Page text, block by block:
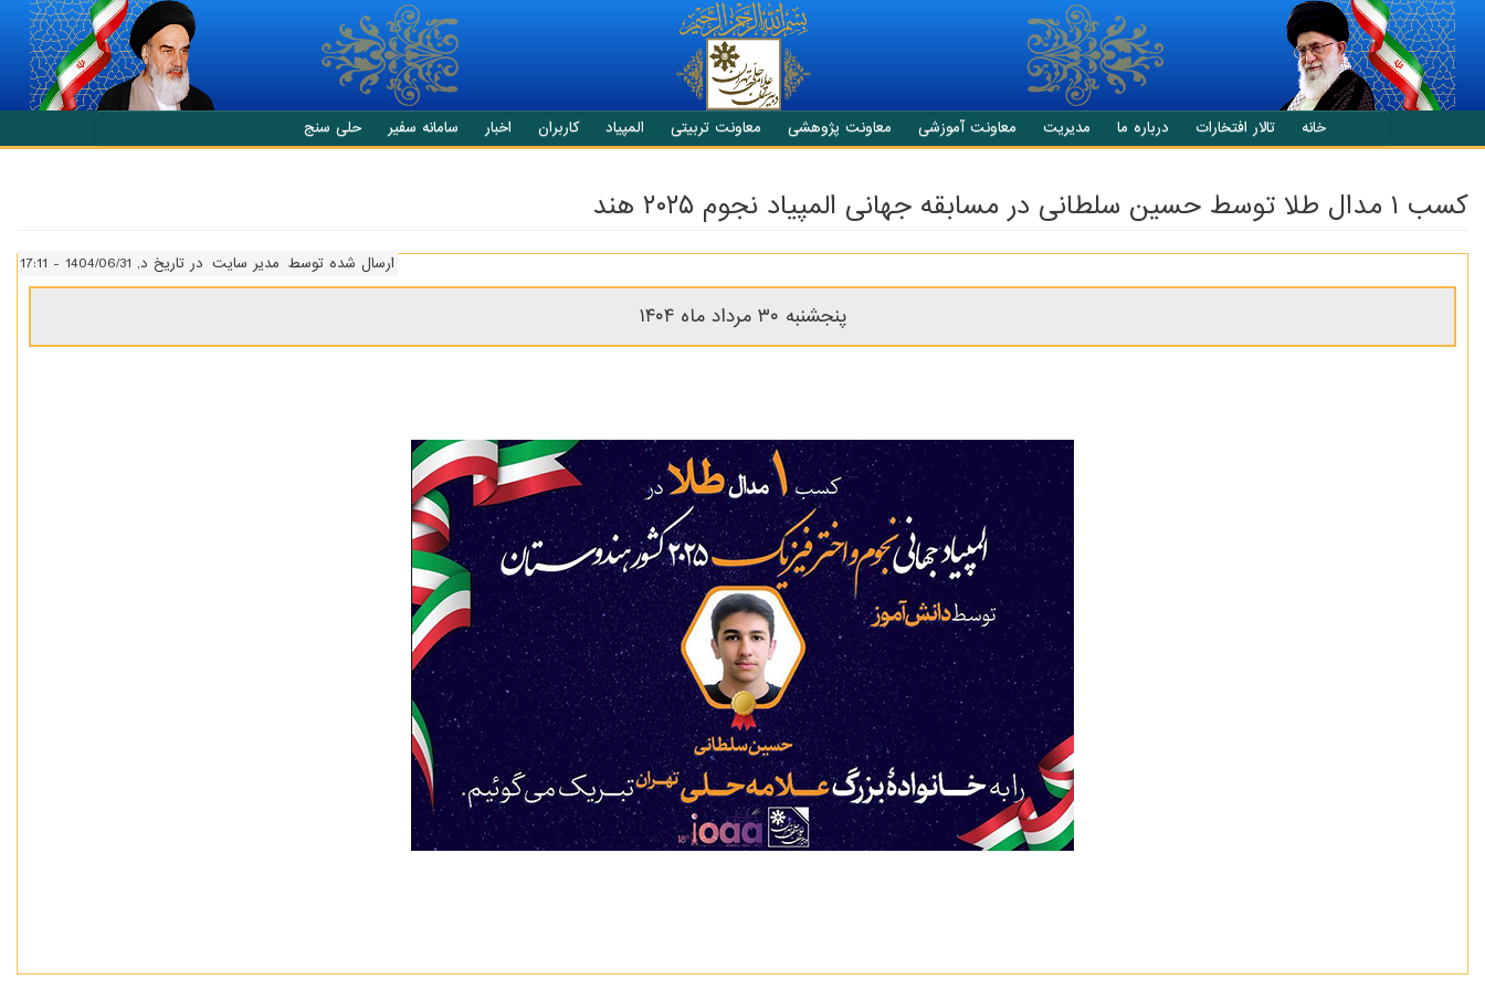
انتقال به محتوای اصلی
خانه تالار افتخارات درباره ما مدیریت معاونت آموزشی معاونت پژوهشی معاونت تربیتی المپیاد کاربران اخبار سامانه سفیر حلی سنج
کسب ۱ مدال طلا توسط حسین سلطانی در مسابقه جهانی المپیاد نجوم ۲۰۲۵ هند
ارسال شده توسط مدیر سایت در تاریخ د, 1404/06/31 - 17:11
پنجشنبه ۳۰ مرداد ماه ۱۴۰۴